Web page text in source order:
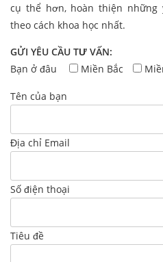
cụ thể hơn, hoàn thiện
theo cách khoa học nhất.
GỬI YÊU CẦU TƯ VẤN:
Bạn ở đâu
Miền Bắc
Tên của bạn
Địa chỉ Email
Số điện thoại
Tiêu đề